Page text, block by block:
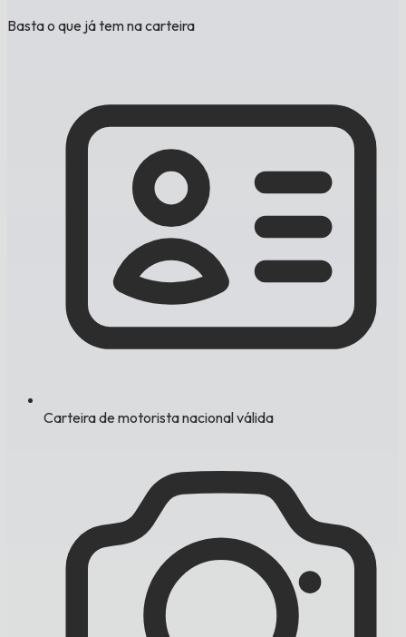
Basta o que já tem na carteira
Carteira de motorista nacional válida